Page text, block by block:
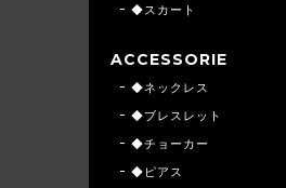
◆スカート
ACCESSORIE
◆ネックレス
◆ブレスレット
◆チョーカー
◆ピアス